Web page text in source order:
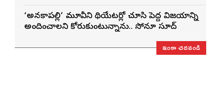
‘అనకాపల్లి’ మూవీని థియేటర్లో చూసి పెద్ద విజయాన్ని
అందించాలని కోరుకుంటున్నాను.. సోనూ సూద్
ఇంకా చదవండి